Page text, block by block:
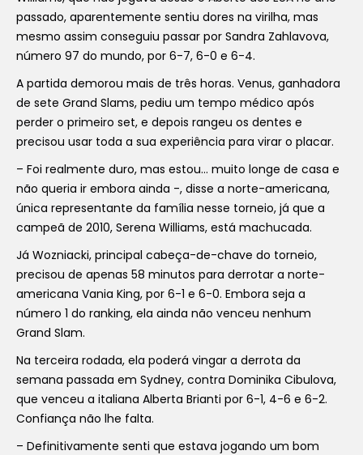
passado, aparentemente sentiu dores na virilha, mas
mesmo assim conseguiu passar por Sandra Zahlavova,
número 97 do mundo, por 6-7, 6-0 e 6-4.
A partida demorou mais de três horas. Venus, ganhadora
de sete Grand Slams, pediu um tempo médico após
perder o primeiro set, e depois rangeu os dentes e
precisou usar toda a sua experiência para virar o placar.
– Foi realmente duro, mas estou… muito longe de casa e
não queria ir embora ainda -, disse a norte-americana,
única representante da família nesse torneio, já que a
campeã de 2010, Serena Williams, está machucada.
Já Wozniacki, principal cabeça-de-chave do torneio,
precisou de apenas 58 minutos para derrotar a norte-
americana Vania King, por 6-1 e 6-0. Embora seja a
número 1 do ranking, ela ainda não venceu nenhum
Grand Slam.
Na terceira rodada, ela poderá vingar a derrota da
semana passada em Sydney, contra Dominika Cibulova,
que venceu a italiana Alberta Brianti por 6-1, 4-6 e 6-2.
Confiança não lhe falta.
– Definitivamente senti que estava jogando um bom